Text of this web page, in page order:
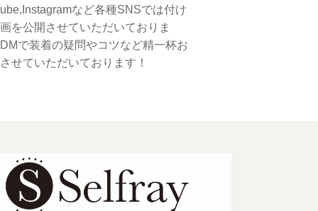
など各種SNSでは付け
を公開させていただいておりま
で装着の疑問やコツなど精一杯お
せていただいております！